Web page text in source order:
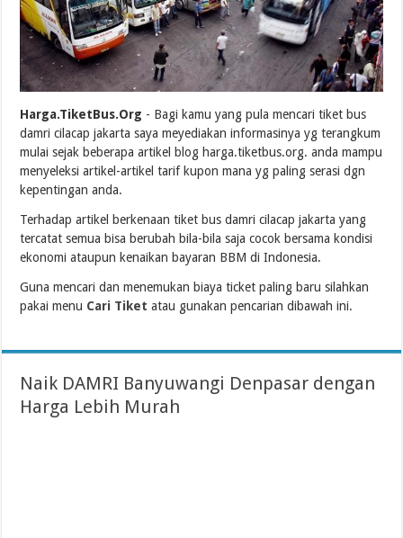
Harga.TiketBus.Org - Bagi kamu yang pula mencari tiket bus
damri cilacap jakarta saya meyediakan informasinya yg terangkum
mulai sejak beberapa artikel blog harga.tiketbus.org. anda mampu
menyeleksi artikel-artikel tarif kupon mana yg paling serasi dgn
kepentingan anda.
Terhadap artikel berkenaan tiket bus damri cilacap jakarta yang
tercatat semua bisa berubah bila-bila saja cocok bersama kondisi
ekonomi ataupun kenaikan bayaran BBM di Indonesia.
Guna mencari dan menemukan biaya ticket paling baru silahkan
pakai menu Cari Tiket atau gunakan pencarian dibawah ini.
Naik DAMRI Banyuwangi Denpasar dengan
Harga Lebih Murah